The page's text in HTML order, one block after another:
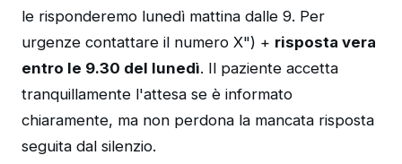
le risponderemo lunedì mattina dalle 9. Per
urgenze contattare il numero X") + risposta vera
entro le 9.30 del lunedì. Il paziente accetta
tranquillamente l'attesa se è informato
chiaramente, ma non perdona la mancata risposta
seguita dal silenzio.